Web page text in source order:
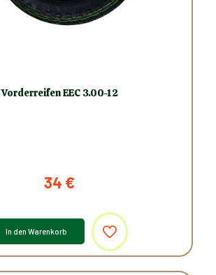
Vorderreifen EEC 3.00-12
34 €
In den Warenkorb